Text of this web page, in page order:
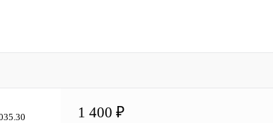
1 400 ₽